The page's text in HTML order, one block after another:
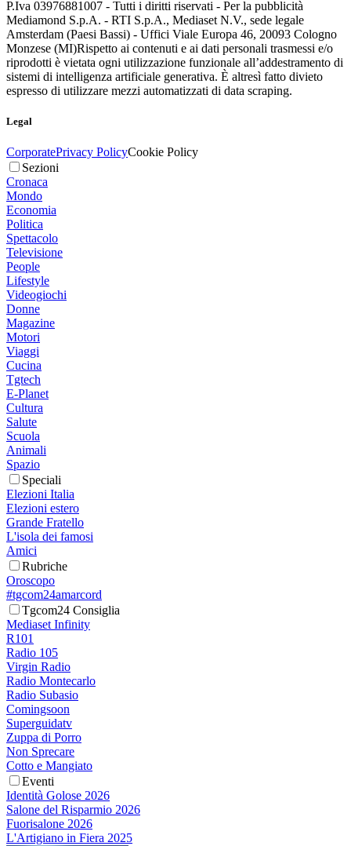
P.Iva 03976881007 - Tutti i diritti riservati - Per la pubblicità
Mediamond S.p.A. - RTI S.p.A., Mediaset N.V., sede legale
Amsterdam (Paesi Bassi) - Uffici Viale Europa 46, 20093 Cologno
Monzese (MI)Rispetto ai contenuti e ai dati personali trasmessi e/o
riprodotti è vietata ogni utilizzazione funzionale all’addestramento di
sistemi di intelligenza artificiale generativa. È altresì fatto divieto
espresso di utilizzare mezzi automatizzati di data scraping.
Legal
CorporatePrivacy PolicyCookie Policy
Sezioni
Cronaca
Mondo
Economia
Politica
Spettacolo
Televisione
People
Lifestyle
Videogiochi
Donne
Magazine
Motori
Viaggi
Cucina
Tgtech
E-Planet
Cultura
Salute
Scuola
Animali
Spazio
Speciali
Elezioni Italia
Elezioni estero
Grande Fratello
L'isola dei famosi
Amici
Rubriche
Oroscopo
#tgcom24amarcord
Tgcom24 Consiglia
Mediaset Infinity
R101
Radio 105
Virgin Radio
Radio Montecarlo
Radio Subasio
Comingsoon
Superguidatv
Zuppa di Porro
Non Sprecare
Cotto e Mangiato
Eventi
Identità Golose 2026
Salone del Risparmio 2026
Fuorisalone 2026
L'Artigiano in Fiera 2025